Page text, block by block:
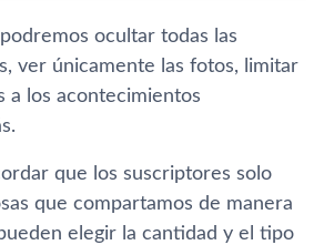
ocultar todas las
ver únicamente las fotos, limitar
a los acontecimientos
que los suscriptores solo
que compartamos de manera
elegir la cantidad y el tipo